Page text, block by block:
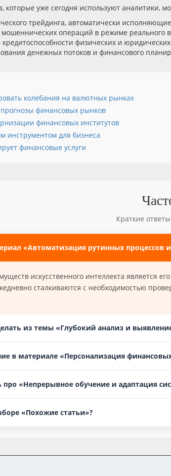
которые уже сегодня используют аналитики,
трейдинга, автоматически
операций в режиме реального
кредитоспособности физических и
денежных потоков и финансового
колебания на валютных рынках
финансовых рынков
финансовых институтов
инструментом для бизнеса
финансовые услуги
Краткие
«Автоматизация рутинных процессов
искусственного интеллекта является
сталкиваются с необходимостью
из темы «Глубокий анализ и
в материале «Персонализация
про «Непрерывное обучение и адаптация
«Похожие статьи»?